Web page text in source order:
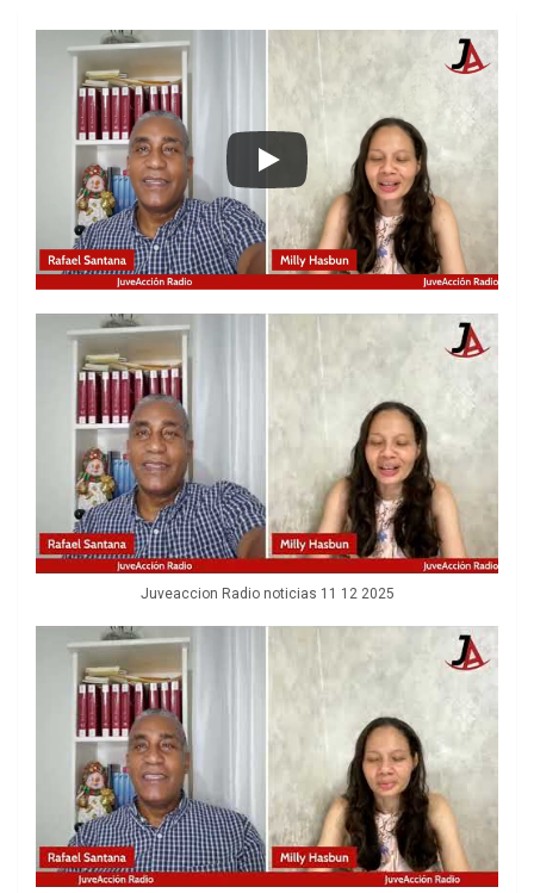
Juveaccion Radio noticias 11 12 2025